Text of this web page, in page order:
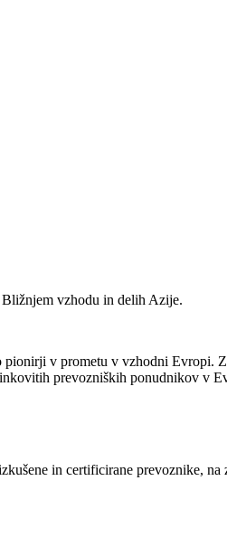
Bližnjem vzhodu in delih Azije.
v prometu v vzhodni Evropi.
prevozniških ponudnikov v
in certificirane prevoznike,